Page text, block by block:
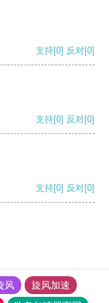
支持[0] 反对[0]
支持[0] 反对[0]
支持[0] 反对[0]
风
旋风加速